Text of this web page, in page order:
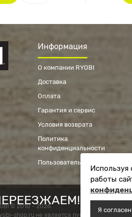
С 21
Информация
О компании RYOBI
Доставка
Оплата
Гарантия и сервис
Условия возврата
Политика
конфиденциальности
Пользовательское соглашение
© 2010 - 2026.
shop.ru не является публичной офертой.
Используя
работы
Я согласен